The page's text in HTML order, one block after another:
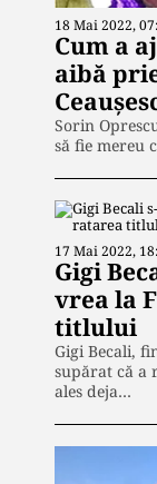
18 Mai 2022,
Cum a
aibă
Sorin
să fie mereu
17 Mai 2022,
Gigi
vrea la
titlului
Gigi Becali,
supărat că a
ales deja…